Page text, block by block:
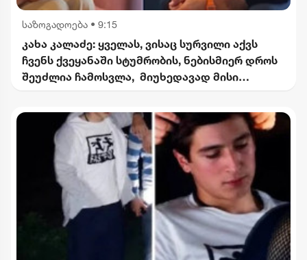
საზოგადოება • 9:15
კახა კალაძე: ყველას, ვისაც სურვილი აქვს
ჩვენს ქვეყანაში სტუმრობის, ნებისმიერ დროს
შეუძლია ჩამოსვლა, მიუხედავად მისი